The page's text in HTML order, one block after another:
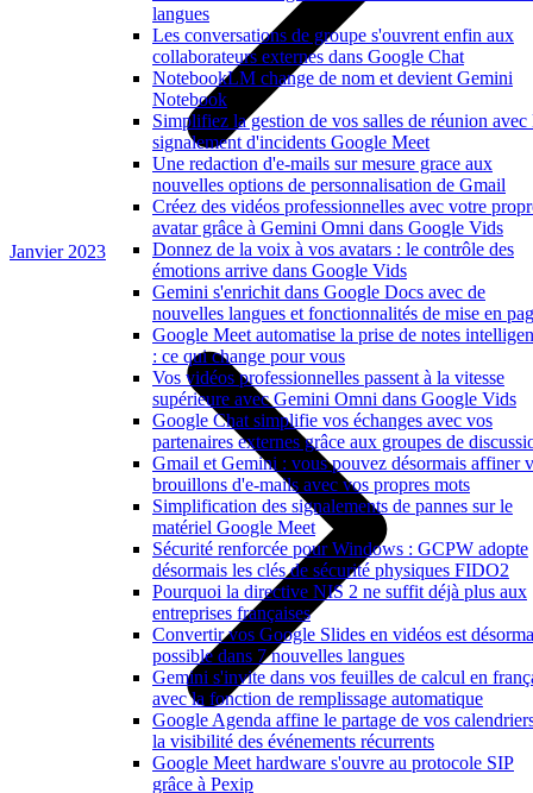
langues
Les conversations de groupe s'ouvrent enfin aux
collaborateurs externes dans Google Chat
NotebookLM change de nom et devient Gemini
Notebook
Simplifiez la gestion de vos salles de réunion avec
signalement d'incidents Google Meet
Une redaction d'e-mails sur mesure grace aux
nouvelles options de personnalisation de Gmail
Créez des vidéos professionnelles avec votre
avatar grâce à Gemini Omni dans Google Vids
Donnez de la voix à vos avatars : le contrôle des
émotions arrive dans Google Vids
Gemini s'enrichit dans Google Docs avec de
nouvelles langues et fonctionnalités de mise en
Google Meet automatise la prise de notes
: ce qui change pour vous
Vos vidéos professionnelles passent à la vitesse
supérieure avec Gemini Omni dans Google Vids
Google Chat simplifie vos échanges avec vos
partenaires externes grâce aux groupes de
Gmail et Gemini : vous pouvez désormais affiner
brouillons d'e-mails avec vos propres mots
Simplification des signalements de pannes sur le
matériel Google Meet
Sécurité renforcée pour Windows : GCPW adopte
désormais les clés de sécurité physiques FIDO2
Pourquoi la directive NIS 2 ne suffit déjà plus aux
entreprises françaises
Convertir vos Google Slides en vidéos est
possible dans 7 nouvelles langues
Gemini s'invite dans vos feuilles de calcul en
avec la fonction de remplissage automatique
Google Agenda affine le partage de vos
la visibilité des événements récurrents
Google Meet hardware s'ouvre au protocole SIP
grâce à Pexip
Janvier 2023